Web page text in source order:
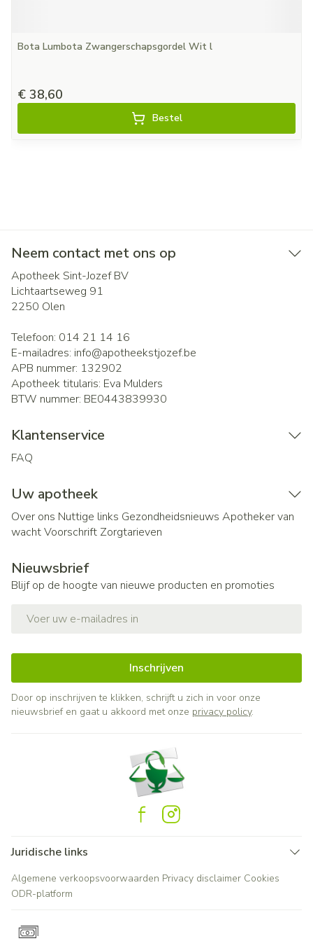
Bota Lumbota Zwangerschapsgordel Wit l
€ 38,60
Bestel
Neem contact met ons op
Apotheek Sint-Jozef BV
Lichtaartseweg 91
2250 Olen
Telefoon: 014 21 14 16
E-mailadres: info@apotheekstjozef.be
APB nummer: 132902
Apotheek titularis: Eva Mulders
BTW nummer: BE0443839930
Klantenservice
FAQ
Uw apotheek
Over ons Nuttige links Gezondheidsnieuws Apotheker van
wachtVoorschrift Zorgtarieven
Nieuwsbrief
Blijf op de hoogte van nieuwe producten en promoties
Inschrijven
Door op inschrijven te klikken, schrijft u zich in voor onze
nieuwsbrief en gaat u akkoord met onze privacy policy.
Juridische links
Algemene verkoopsvoorwaarden Privacy disclaimer Cookies
ODR-platform